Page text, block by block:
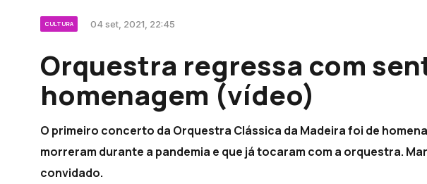
CULTURA 04 set, 2021, 22:45
Orquestra regressa com
homenagem (vídeo)
O primeiro concerto da Orquestra Clássica da Madeira foi de
morreram durante a pandemia e que já tocaram com a orquestra.
convidado.